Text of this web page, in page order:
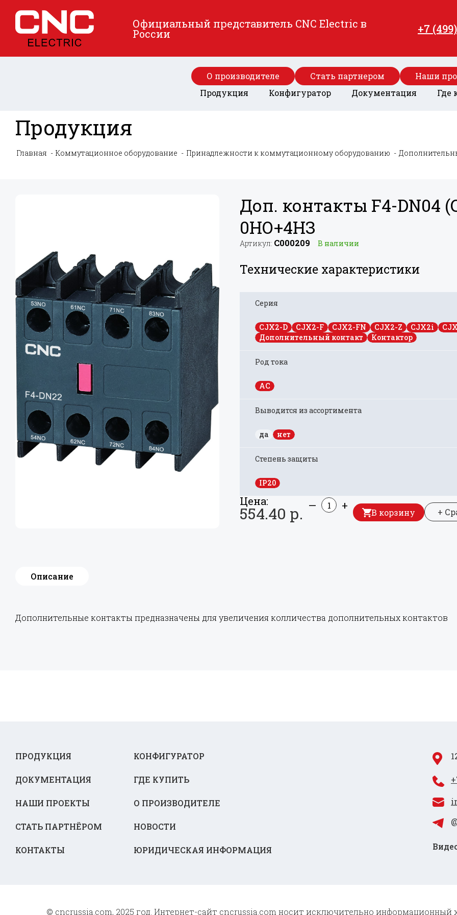
Официальный представитель CNC Electric в
России +7
О производителе Стать партнером
Наши
Продукция
Конфигуратор Документация Где
Продукция
Главная Коммутационное оборудование Принадлежности к коммутационному оборудованию
Доп. контакты F4-DN04
0НО+4НЗ
Артикул: C000209 В наличии
Технические характеристики
Серия
CJX2-D CJX2-F CJX2-FN CJX2-Z CJX2i
Дополнительный контакт
Контактор
Род тока
AC
Выводится из ассортимента
да нет
Степень защиты
IP20
Цена:
554.40 р. — +
В корзину +
Описание
Дополнительные контакты предназначены для увеличения колличества дополнительных контактов
ПРОДУКЦИЯ КОНФИГУРАТОР
ДОКУМЕНТАЦИЯ ГДЕ КУПИТЬ
НАШИ ПРОЕКТЫ О ПРОИЗВОДИТЕЛЕ
СТАТЬ ПАРТНЁРОМ НОВОСТИ
КОНТАКТЫ ЮРИДИЧЕСКАЯ ИНФОРМАЦИЯ
© cncrussia.com, 2025 год. Интернет-сайт cncrussia.com носит исключительно информационный